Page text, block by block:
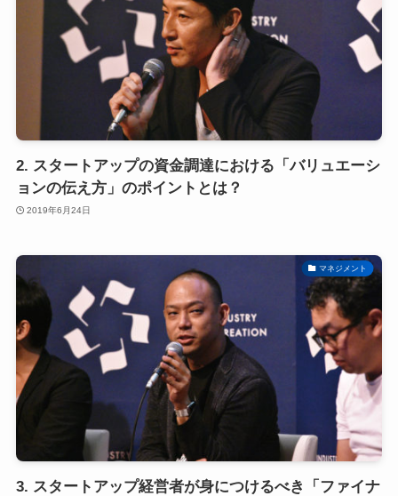
2. スタートアップの資金調達における「バリュエーシ
ョンの伝え方」のポイントとは？
2019年6月24日
マネジメント
3. スタートアップ経営者が身につけるべき「ファイナ